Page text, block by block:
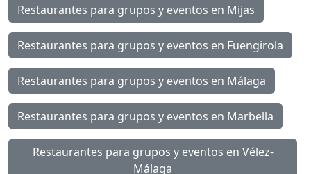
Restaurantes para grupos y eventos en Mijas
Restaurantes para grupos y eventos en Fuengirola
Restaurantes para grupos y eventos en Málaga
Restaurantes para grupos y eventos en Marbella
Restaurantes para grupos y eventos en Vélez-
Málaga